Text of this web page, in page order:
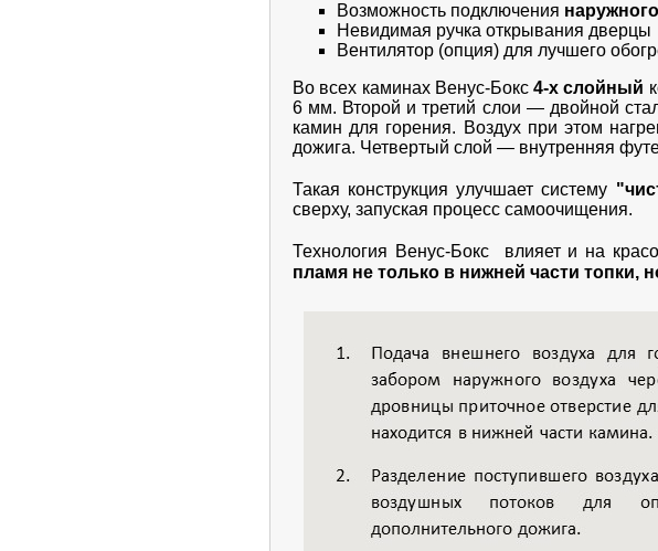
Возможность подключения
Невидимая ручка открывания дверцы
Вентилятор (опция) для лучшего
Во всех каминах Венус-Бокс 4-х слойный
6 мм. Второй и третий слои — двойной
камин для горения. Воздух при этом
дожига. Четвертый слой — внутренняя
Такая конструкция улучшает систему
сверху, запуская процесс самоочищения.
Технология Венус-Бокс
влияет и на
пламя не только в нижней части топки,